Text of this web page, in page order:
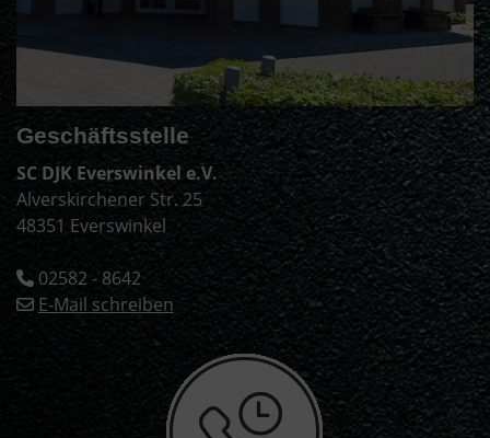
Geschäftsstelle
SC DJK Everswinkel e.V.
Alverskirchener Str. 25
48351 Everswinkel
02582 - 8642
E-Mail schreiben